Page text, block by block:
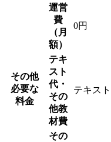
その他
必要な
料金
運営
費
（月
額）
0円
テキ
スト
代・
その
他教
材費
テキス
その